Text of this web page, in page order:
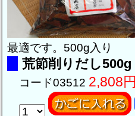
最適です。500g入り
荒節削りだし500g
コード03512 2,808円